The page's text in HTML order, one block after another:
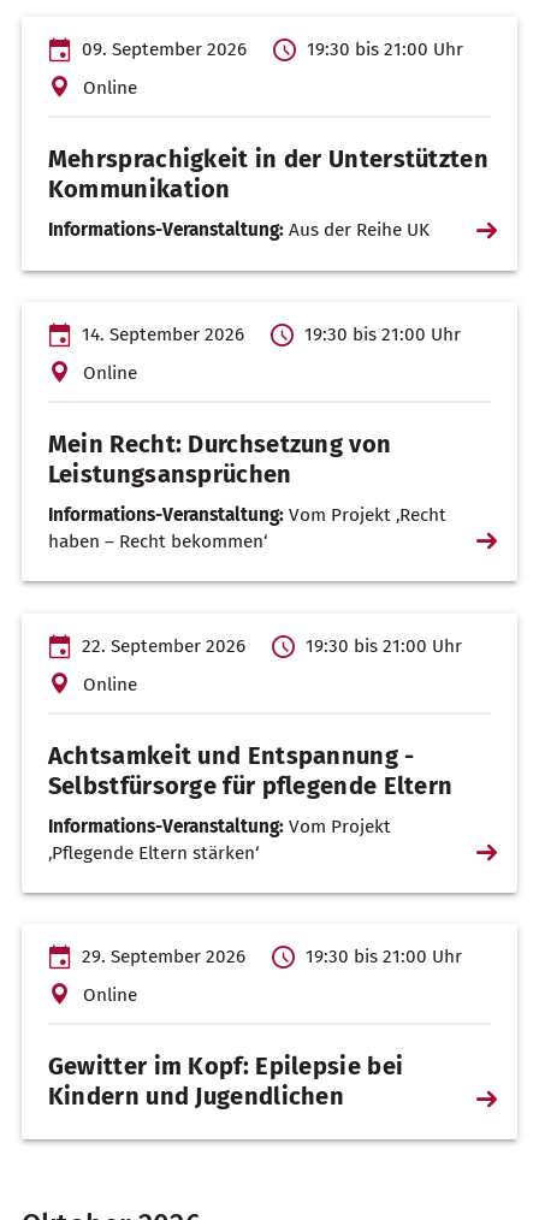
09. September 2026
19:30 bis 21:00 Uhr
Online
Mehrsprachigkeit in der Unterstützten
Kommunikation
Informations-Veranstaltung:Aus der Reihe UK
14. September 2026
19:30 bis 21:00 Uhr
Online
Mein Recht: Durchsetzung von
Leistungsansprüchen
Informations-Veranstaltung:Vom Projekt ‚Recht
haben – Recht bekommen‘
22. September 2026
19:30 bis 21:00 Uhr
Online
Achtsamkeit und Entspannung -
Selbstfürsorge für pflegende Eltern
Informations-Veranstaltung:Vom Projekt
‚Pflegende Eltern stärken‘
29. September 2026
19:30 bis 21:00 Uhr
Online
Gewitter im Kopf: Epilepsie bei
Kindern und Jugendlichen